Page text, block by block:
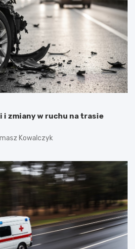
i zmiany w ruchu na trasie
Kowalczyk